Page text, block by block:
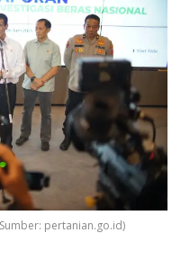
pertanian.go.id)